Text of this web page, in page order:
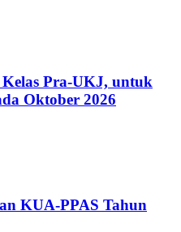
Pra-UKJ, untuk
Oktober 2026
KUA-PPAS Tahun